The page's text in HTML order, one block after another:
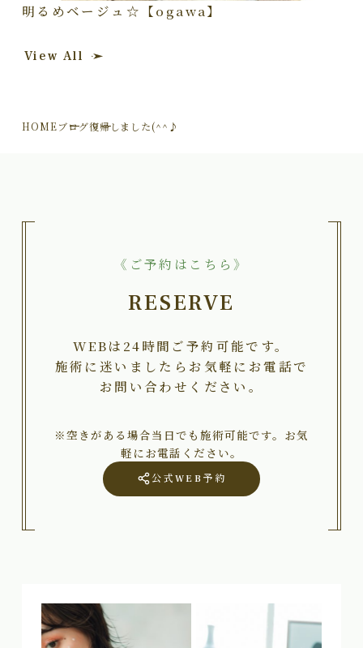
明るめベージュ☆【ogawa】
View All
HOMEブログ復帰しました(^^♪
《ご予約はこちら》
RESERVE
WEBは24時間ご予約可能です。
施術に迷いましたらお気軽にお電話で
お問い合わせください。
※空きがある場合当日でも施術可能です。お気
軽にお電話ください。
公式WEB予約